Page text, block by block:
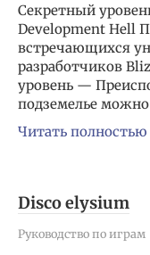
Секретный
Development Hell
встречающихся
разработчиков
уровень —
подземелье можно
Читать полностью
Disco elysium
Руководство по играм